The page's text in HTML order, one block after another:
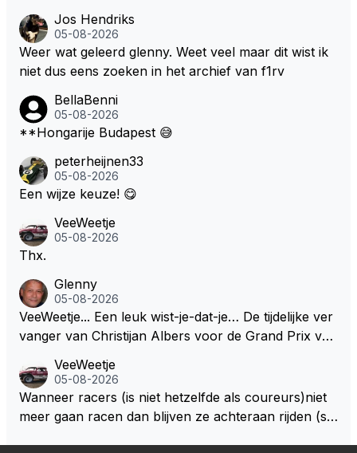
Jos Hendriks
05-08-2026
Weer wat geleerd glenny. Weet veel maar dit wist ik
niet dus eens zoeken in het archief van f1rv
BellaBenni
05-08-2026
**Hongarije Budapest 😅
peterheijnen33
05-08-2026
Een wijze keuze! 😋
VeeWeetje
05-08-2026
Thx.
Glenny
05-08-2026
VeeWeetje... Een leuk wist-je-dat-je… De tijdelijke ver
vanger van Christijan Albers voor de Grand Prix van
rkus Winkelhock. Vanaf de race daarna werd het st
oeltje definitief overgenomen door Sakon Yamamot
o. Na 2 rondes gokte Markus Winkelhock goed (hij k
VeeWeetje
05-08-2026
Wanneer racers (is niet hetzelfde als coureurs)niet
meer gaan racen dan blijven ze achteraan rijden (so